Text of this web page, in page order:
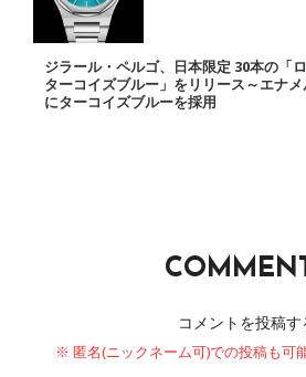
ジラール・ペルゴ、日本限定 30本の「
ターコイズブルー」をリリース～エナ
にターコイズブルーを採用
コメントを投稿す
※ 匿名(ニックネーム可)での投稿も可